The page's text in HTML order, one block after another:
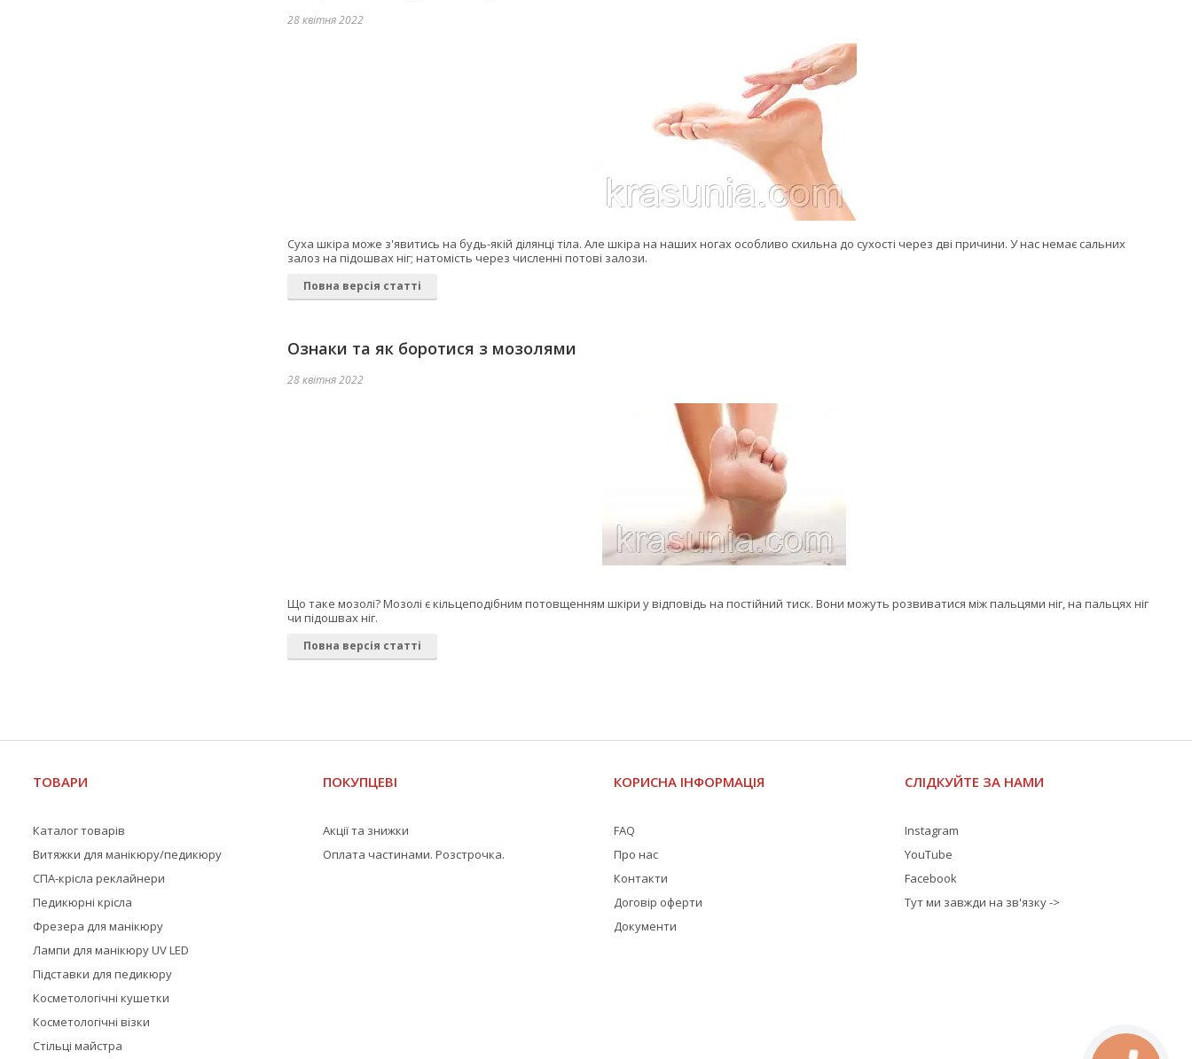
28 квітня 2022
Суха шкіра може з'явитись на будь-якій ділянці тіла. Але шкіра на наших ногах особливо схильна до сухості через дві причини. У нас немає сальних
залоз на підошвах ніг; натомість через численні потові залози.
Повна версія статті
Ознаки та як боротися з мозолями
28 квітня 2022
Що таке мозолі? Мозолі є кільцеподібним потовщенням шкіри у відповідь на постійний тиск. Вони можуть розвиватися між пальцями ніг, на пальцях ніг
чи підошвах ніг.
Повна версія статті
ТОВАРИ
Каталог товарів
Витяжки для манікюру/педикюру
СПА-крісла реклайнери
Педикюрні крісла
Фрезера для манікюру
Лампи для манікюру UV LED
Підставки для педикюру
Косметологічні кушетки
Косметологічні візки
Стільці майстра
ПОКУПЦЕВІ
Акції та знижки
Оплата частинами. Розстрочка.
КОРИСНА ІНФОРМАЦІЯ
FAQ
Про нас
Контакти
Договір оферти
Документи
СЛІДКУЙТЕ ЗА НАМИ
Instagram
YouTube
Facebook
Тут ми завжди на зв'язку ->